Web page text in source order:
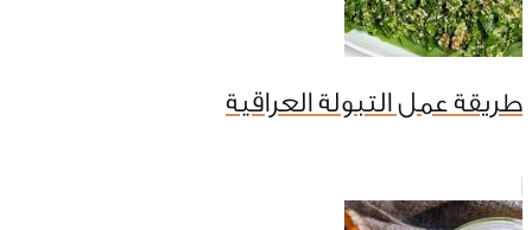
طريقة عمل التبولة العراقية